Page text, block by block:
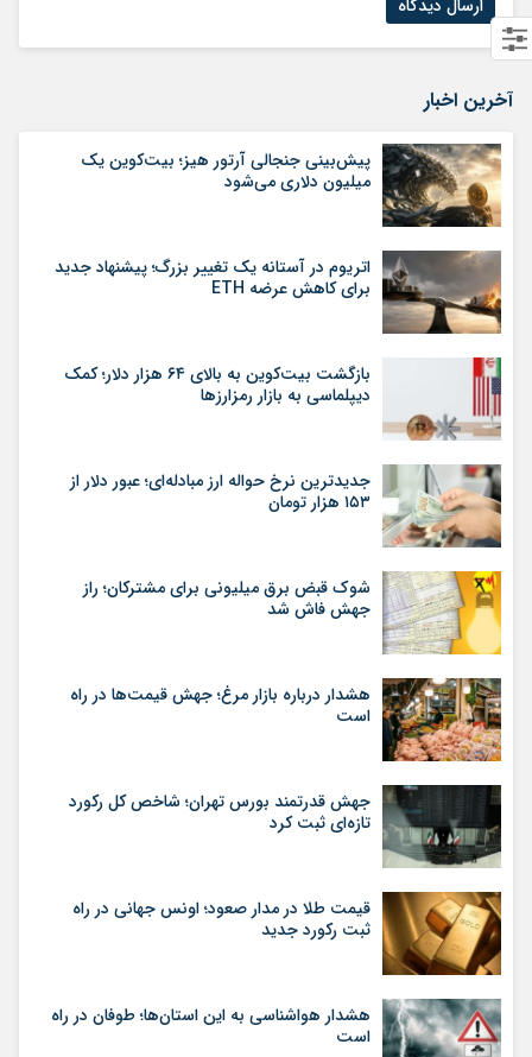
آخرین اخبار
پیش‌بینی جنجالی آرتور هیز؛ بیت‌کوین یک
میلیون دلاری می‌شود
اتریوم در آستانه یک تغییر بزرگ؛ پیشنهاد جدید
برای کاهش عرضه ETH
بازگشت بیت‌کوین به بالای ۶۴ هزار دلار؛ کمک
دیپلماسی به بازار رمزارزها
جدیدترین نرخ حواله ارز مبادله‌ای؛ عبور دلار از
۱۵۳ هزار تومان
شوک قبض برق میلیونی برای مشترکان؛ راز
جهش فاش شد
هشدار درباره بازار مرغ؛ جهش قیمت‌ها در راه
است
جهش قدرتمند بورس تهران؛ شاخص کل رکورد
تازه‌ای ثبت کرد
قیمت طلا در مدار صعود؛ اونس جهانی در راه
ثبت رکورد جدید
هشدار هواشناسی به این استان‌ها؛ طوفان در راه
است